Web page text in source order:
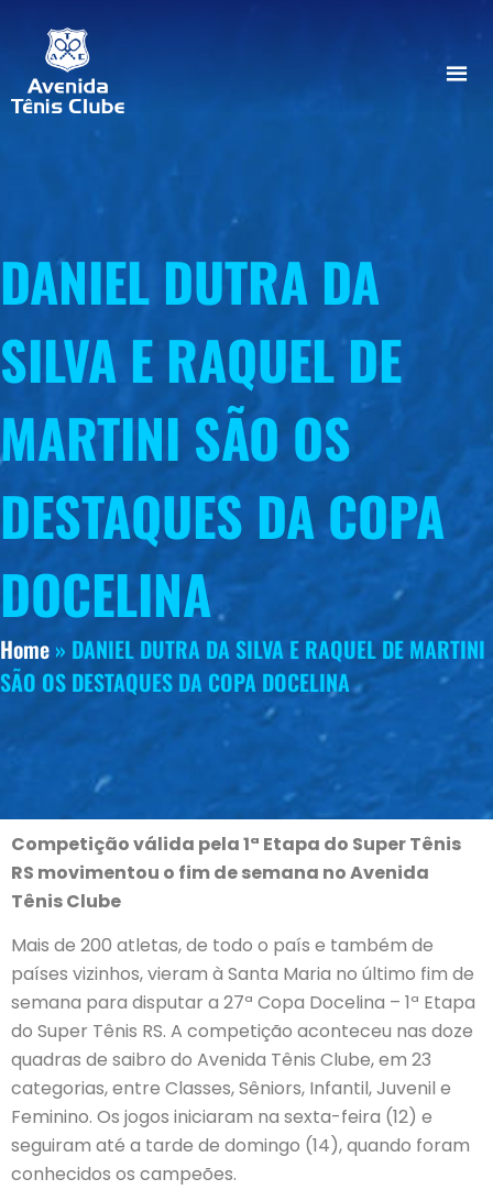
DANIEL DUTRA DA
SILVA E RAQUEL DE
MARTINI SÃO OS
DESTAQUES DA COPA
DOCELINA
Home » DANIEL DUTRA DA SILVA E RAQUEL DE MARTINI
SÃO OS DESTAQUES DA COPA DOCELINA
Competição válida pela 1ª Etapa do Super Tênis
RS movimentou o fim de semana no Avenida
Tênis Clube
Mais de 200 atletas, de todo o país e também de
países vizinhos, vieram à Santa Maria no último fim de
semana para disputar a 27ª Copa Docelina – 1ª Etapa
do Super Tênis RS. A competição aconteceu nas doze
quadras de saibro do Avenida Tênis Clube, em 23
categorias, entre Classes, Sêniors, Infantil, Juvenil e
Feminino. Os jogos iniciaram na sexta-feira (12) e
seguiram até a tarde de domingo (14), quando foram
conhecidos os campeões.